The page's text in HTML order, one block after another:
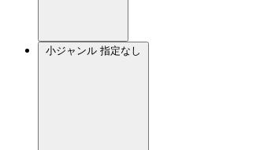
小ジャンル 指定なし